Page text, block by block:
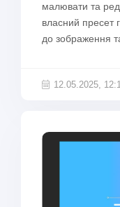
малювати та
власний пресет
до зображення
12.05.2025,